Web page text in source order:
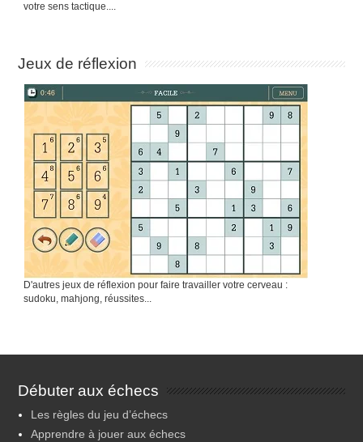
votre sens tactique....
Jeux de réflexion
D'autres jeux de réflexion pour faire travailler votre cerveau :
sudoku, mahjong, réussites...
Débuter aux échecs
Les règles du jeu d’échecs
Apprendre à jouer aux échecs